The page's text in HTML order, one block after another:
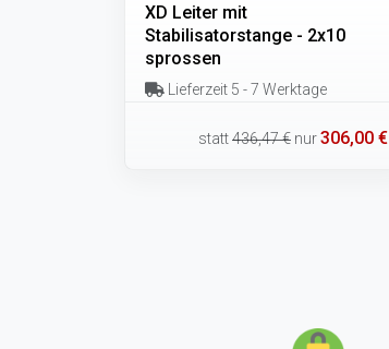
XD Leiter mit
Stabilisatorstange - 2x10
sprossen
Lieferzeit 5 - 7 Werktage
statt436,47 € nur306,00 €